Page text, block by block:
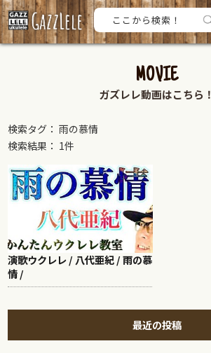
MOVIE
ガズレレ動画はこちら！
検索タグ： 雨の慕情
検索結果： 1件
演歌ウクレレ / 八代亜紀 / 雨の慕
情 /
最近の投稿